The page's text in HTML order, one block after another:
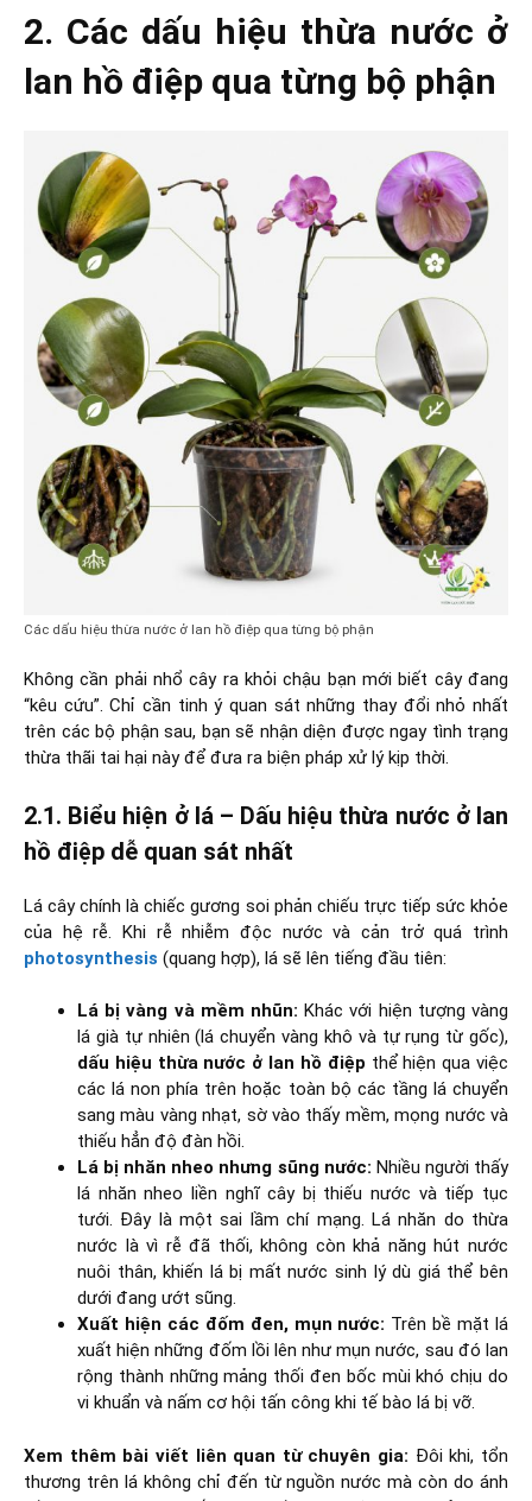
2. Các dấu hiệu thừa nước ở
lan hồ điệp qua từng bộ phận
Các dấu hiệu thừa nước ở lan hồ điệp qua từng bộ phận
Không cần phải nhổ cây ra khỏi chậu bạn mới biết cây đang
“kêu cứu”. Chỉ cần tinh ý quan sát những thay đổi nhỏ nhất
trên các bộ phận sau, bạn sẽ nhận diện được ngay tình trạng
thừa thãi tai hại này để đưa ra biện pháp xử lý kịp thời.
2.1. Biểu hiện ở lá – Dấu hiệu thừa nước ở lan
hồ điệp dễ quan sát nhất
Lá cây chính là chiếc gương soi phản chiếu trực tiếp sức khỏe
của hệ rễ. Khi rễ nhiễm độc nước và cản trở quá trình
photosynthesis (quang hợp), lá sẽ lên tiếng đầu tiên:
Lá bị vàng và mềm nhũn: Khác với hiện tượng vàng
lá già tự nhiên (lá chuyển vàng khô và tự rụng từ gốc),
dấu hiệu thừa nước ở lan hồ điệp thể hiện qua việc
các lá non phía trên hoặc toàn bộ các tầng lá chuyển
sang màu vàng nhạt, sờ vào thấy mềm, mọng nước và
thiếu hẳn độ đàn hồi.
Lá bị nhăn nheo nhưng sũng nước: Nhiều người thấy
lá nhăn nheo liền nghĩ cây bị thiếu nước và tiếp tục
tưới. Đây là một sai lầm chí mạng. Lá nhăn do thừa
nước là vì rễ đã thối, không còn khả năng hút nước
nuôi thân, khiến lá bị mất nước sinh lý dù giá thể bên
dưới đang ướt sũng.
Xuất hiện các đốm đen, mụn nước: Trên bề mặt lá
xuất hiện những đốm lồi lên như mụn nước, sau đó lan
rộng thành những mảng thối đen bốc mùi khó chịu do
vi khuẩn và nấm cơ hội tấn công khi tế bào lá bị vỡ.
Xem thêm bài viết liên quan từ chuyên gia: Đôi khi, tổn
thương trên lá không chỉ đến từ nguồn nước mà còn do ánh